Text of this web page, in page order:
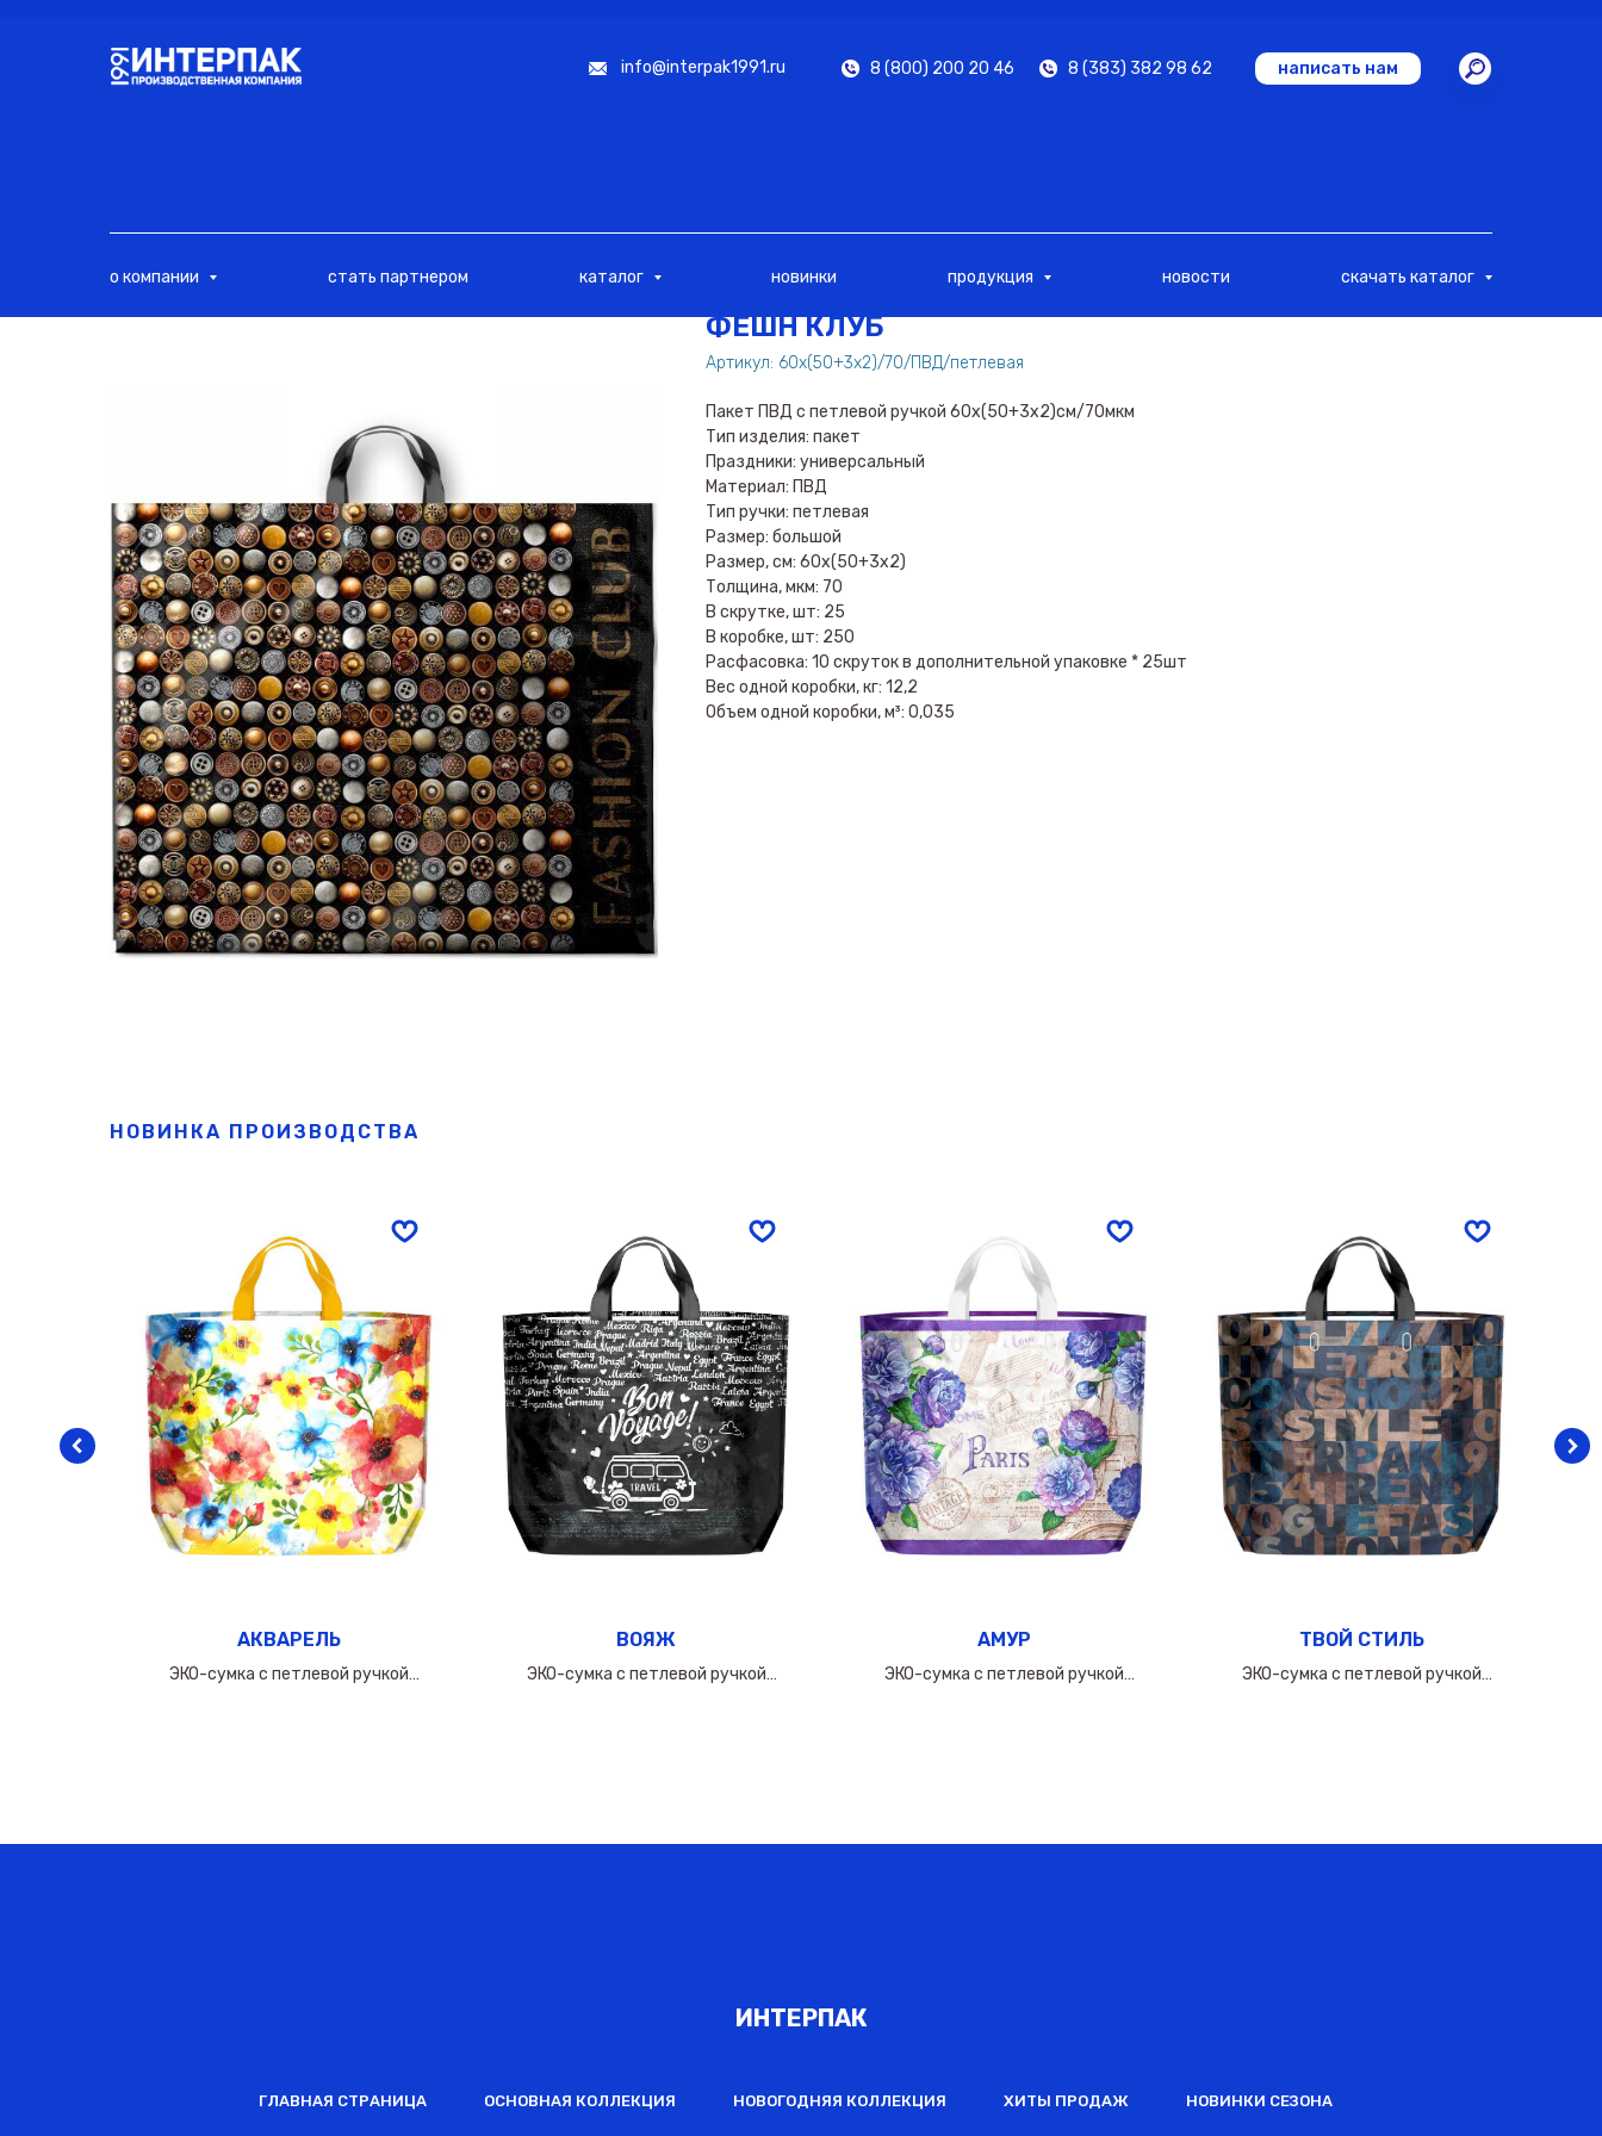
написать нам
info@interpak1991.ru 8 (800) 200 20 46 8 (383) 382 98 62
о компании стать партнером каталог новинки продукция новости скачать каталог
ФЕШН КЛУБ
Артикул: 60х(50+3х2)/70/ПВД/петлевая
Пакет ПВД с петлевой ручкой 60х(50+3х2)см/70мкм
Тип изделия: пакет
Праздники: универсальный
Материал: ПВД
Тип ручки: петлевая
Размер: большой
Размер, см: 60х(50+3х2)
Толщина, мкм: 70
В скрутке, шт: 25
В коробке, шт: 250
Расфасовка: 10 скруток в дополнительной упаковке * 25шт
Вес одной коробки, кг: 12,2
Объем одной коробки, м³: 0,035
НОВИНКА ПРОИЗВОДСТВА
АКВАРЕЛЬ
ЭКО-сумка с петлевой ручкой
ВОЯЖ
ЭКО-сумка с петлевой ручкой
АМУР
ЭКО-сумка с петлевой ручкой
ТВОЙ СТИЛЬ
ЭКО-сумка с петлевой ручкой
ИНТЕРПАК
ГЛАВНАЯ СТРАНИЦА ОСНОВНАЯ КОЛЛЕКЦИЯ НОВОГОДНЯЯ КОЛЛЕКЦИЯ ХИТЫ ПРОДАЖ НОВИНКИ СЕЗОНА